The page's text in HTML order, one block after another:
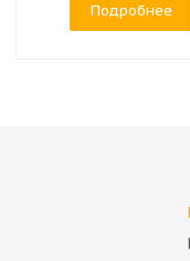
Подробнее